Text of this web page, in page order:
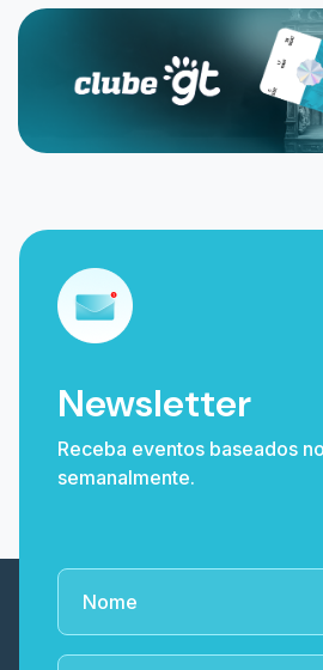
Newsletter
Receba eventos baseados
semanalmente.